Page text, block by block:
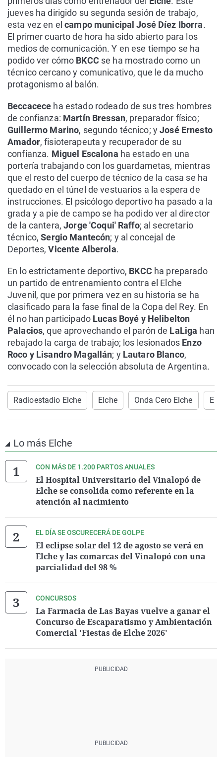
jueves ha dirigido su segunda sesión de trabajo,
esta vez en elcampo municipal José Díez Iborra.
El primer cuarto de hora ha sido abierto para los
medios de comunicación. Y en ese tiempo se ha
podido ver cómo BKCC se ha mostrado como un
técnico cercano y comunicativo, que le da mucho
protagonismo al balón.
Beccacece ha estado rodeado de sus tres hombres
de confianza: Martín Bressan, preparador físico;
Guillermo Marino, segundo técnico; yJosé Ernesto
Amador, fisioterapeuta y recuperador de su
confianza. Miguel Escalona ha estado en una
portería trabajando con los guardametas, mientras
que el resto del cuerpo de técnico de la casa se ha
quedado en el túnel de vestuarios a la espera de
instrucciones. El psicólogo deportivo ha pasado a la
grada y a pie de campo se ha podido ver al director
de la cantera,Jorge 'Coqui' Raffo; al secretario
técnico,Sergio Mantecón; y al concejal de
Deportes,Vicente Alberola.
En lo estrictamente deportivo, BKCC ha preparado
un partido de entrenamiento contra el Elche
Juvenil, que por primera vez en su historia se ha
clasificado para la fase final de la Copa del Rey. En
él no han participado Lucas Boyé y Helibelton
Palacios, que aprovechando el parón de LaLiga han
rebajado la carga de trabajo; los lesionados Enzo
Roco y Lisandro Magallán; y Lautaro Blanco,
convocado con la selección absoluta de Argentina.
Radioestadio Elche Elche Onda Cero Elche
Lo más Elche
CON MÁS DE 1.200 PARTOS ANUALES
El Hospital Universitario del Vinalopó de
Elche se consolida como referente en la
atención al nacimiento
EL DÍA SE OSCURECERÁ DE GOLPE
El eclipse solar del 12 de agosto se verá en
Elche y las comarcas del Vinalopó con una
parcialidad del 98 %
CONCURSOS
La Farmacia de Las Bayas vuelve a ganar el
Concurso de Escaparatismo y Ambientación
Comercial 'Fiestas de Elche 2026'